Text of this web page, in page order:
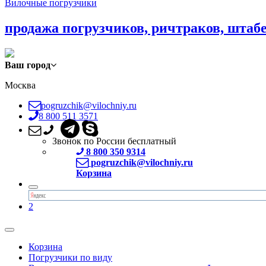
Вилочные погрузчики
продажа погрузчиков, ричтраков,
Ваш город
Москва
pogruzchik@vilochniy.ru
8 800 511 3571
Звонок по России бесплатный
8 800 350 9314
pogruzchik@vilochniy.ru
Корзина
2
Корзина
Погрузчики по виду